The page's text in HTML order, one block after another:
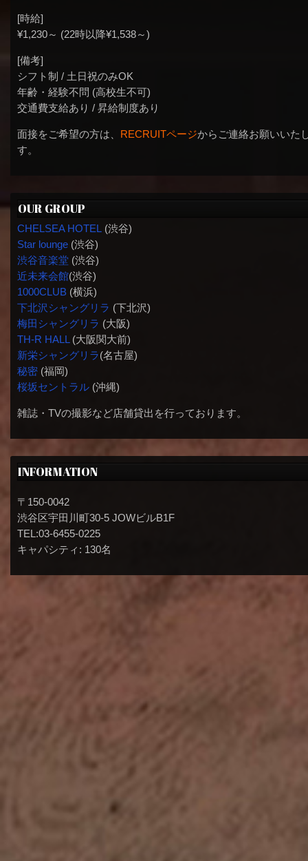
[時給]
¥1,230～ (22時以降¥1,538～)
[備考]
シフト制 / 土日祝のみOK
年齢・経験不問 (高校生不可)
交通費支給あり / 昇給制度あり
面接をご希望の方は、 RECRUITページからご連絡お願いいた
す。
OUR GROUP
CHELSEA HOTEL (渋谷)
Star lounge(渋谷)
渋谷音楽堂(渋谷)
近未来会館(渋谷)
1000CLUB(横浜)
下北沢シャングリラ (下北沢)
梅田シャングリラ (大阪)
TH-R HALL(大阪関大前)
新栄シャングリラ(名古屋)
秘密(福岡)
桜坂セントラル(沖縄)
雑誌・TVの撮影など店舗貸出を行っております。
INFORMATION
〒150-0042
渋谷区宇田川町30-5 JOWビルB1F
TEL:03-6455-0225
キャパシティ: 130名